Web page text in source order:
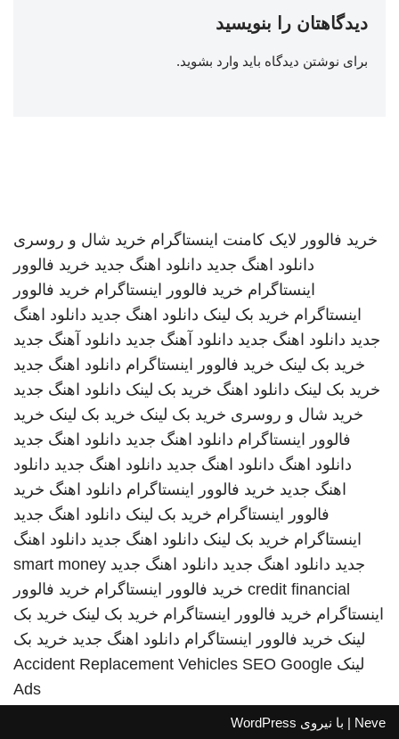
دیدگاهتان را بنویسید
برای نوشتن دیدگاه باید وارد بشوید.
خرید فالوور لایک کامنت اینستاگرام خرید شال و روسری
دانلود اهنگ جدید دانلود اهنگ جدید خرید فالوور
اینستاگرام خرید فالوور اینستاگرام خرید فالوور
اینستاگرام خرید بک لینک دانلود اهنگ جدید دانلود اهنگ
جدید دانلود اهنگ جدید دانلود آهنگ جدید دانلود آهنگ جدید
خرید بک لینک خرید فالوور اینستاگرام دانلود اهنگ جدید
خرید بک لینک دانلود اهنگ خرید بک لینک دانلود اهنگ جدید
خرید شال و روسری خرید بک لینک خرید بک لینک خرید
فالوور اینستاگرام دانلود اهنگ جدید دانلود اهنگ جدید
دانلود اهنگ دانلود اهنگ جدید دانلود اهنگ جدید دانلود
اهنگ جدید خرید فالوور اینستاگرام دانلود اهنگ خرید
فالوور اینستاگرام خرید بک لینک دانلود اهنگ جدید
اینستاگرام خرید بک لینک دانلود اهنگ جدید دانلود اهنگ
جدید دانلود اهنگ جدید دانلود اهنگ جدید smart money
credit financial خرید فالوور اینستاگرام خرید فالوور
اینستاگرام خرید فالوور اینستاگرام خرید بک لینک خرید بک
لینک خرید فالوور اینستاگرام دانلود اهنگ جدید خرید بک
لینک
Accident Replacement Vehicles SEO Google
Ads
Neve | با نیروی WordPress